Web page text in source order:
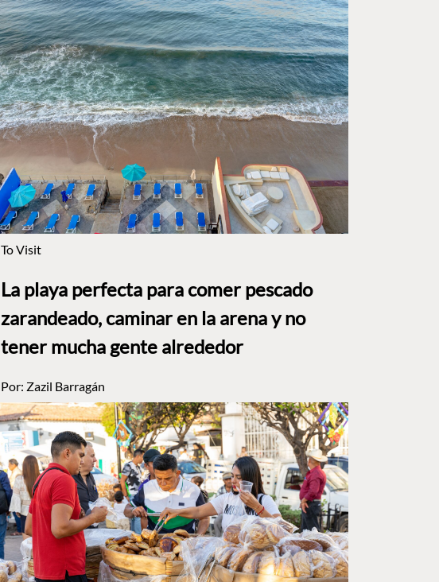
To Visit
La playa perfecta para comer pescado
zarandeado, caminar en la arena y no
tener mucha gente alrededor
Por: Zazil Barragán